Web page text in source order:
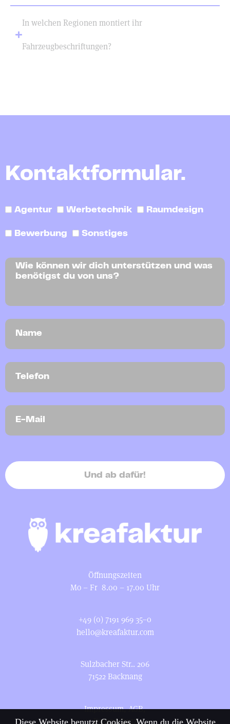
In welchen Regionen montiert ihr
Fahrzeugbeschriftungen?
Kontaktformular.
Agentur Werbetechnik Raumdesign
Bewerbung Sonstiges
Und ab dafür!
Öffnungszeiten
Mo – Fr 8.00 – 17.00 Uhr
+49 (0) 7191 969 35–0
hello@kreafaktur.com
Sulzbacher Str.. 206
71522 Backnang
Impressum,AGB,
Datenschutz
Diese Website benutzt Cookies. Wenn du die Website